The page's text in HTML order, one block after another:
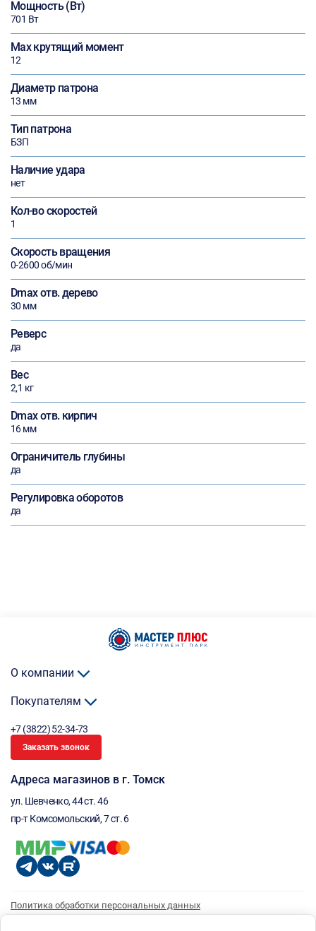
Мощность (Вт)
701 Вт
Max крутящий момент
12
Диаметр патрона
13 мм
Тип патрона
БЗП
Наличие удара
нет
Кол-во скоростей
1
Скорость вращения
0-2600 об/мин
Dmax отв. дерево
30 мм
Реверс
да
Вес
2,1 кг
Dmax отв. кирпич
16 мм
Ограничитель глубины
да
Регулировка оборотов
да
О компании
Покупателям
+7 (3822) 52-34-73
Заказать звонок
Адреса магазинов в г. Томск
ул. Шевченко, 44 ст. 46
пр-т Комсомольский, 7 ст. 6
Политика обработки персональных данных